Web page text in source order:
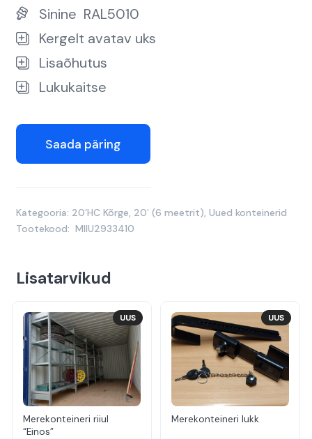
Sinine RAL5010
Kergelt avatav uks
Lisaõhutus
Lukukaitse
Saada päring
Kategooria: 20’HC Kõrge, 20′ (6 meetrit), Uued konteinerid
Tootekood: MIIU2933410
Lisatarvikud
Merekonteineri riiul
“Einos”
UUS
Merekonteineri lukk
UUS